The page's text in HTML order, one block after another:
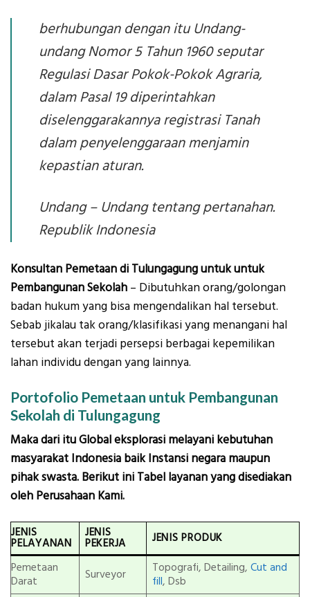
berhubungan dengan itu Undang-
undang Nomor 5 Tahun 1960 seputar
Regulasi Dasar Pokok-Pokok Agraria,
dalam Pasal 19 diperintahkan
diselenggarakannya registrasi Tanah
dalam penyelenggaraan menjamin
kepastian aturan.
Undang – Undang tentang pertanahan.
Republik Indonesia
Konsultan Pemetaan di Tulungagung untuk untuk
Pembangunan Sekolah – Dibutuhkan orang/golongan
badan hukum yang bisa mengendalikan hal tersebut.
Sebab jikalau tak orang/klasifikasi yang menangani hal
tersebut akan terjadi persepsi berbagai kepemilikan
lahan individu dengan yang lainnya.
Portofolio Pemetaan untuk Pembangunan
Sekolah di Tulungagung
Maka dari itu Global eksplorasi melayani kebutuhan
masyarakat Indonesia baik Instansi negara maupun
pihak swasta. Berikut ini Tabel layanan yang disediakan
oleh Perusahaan Kami.
JENIS
PELAYANAN
JENIS
PEKERJA JENIS PRODUK
Pemetaan
Darat
Surveyor Topografi, Detailing, Cut and
fill, Dsb